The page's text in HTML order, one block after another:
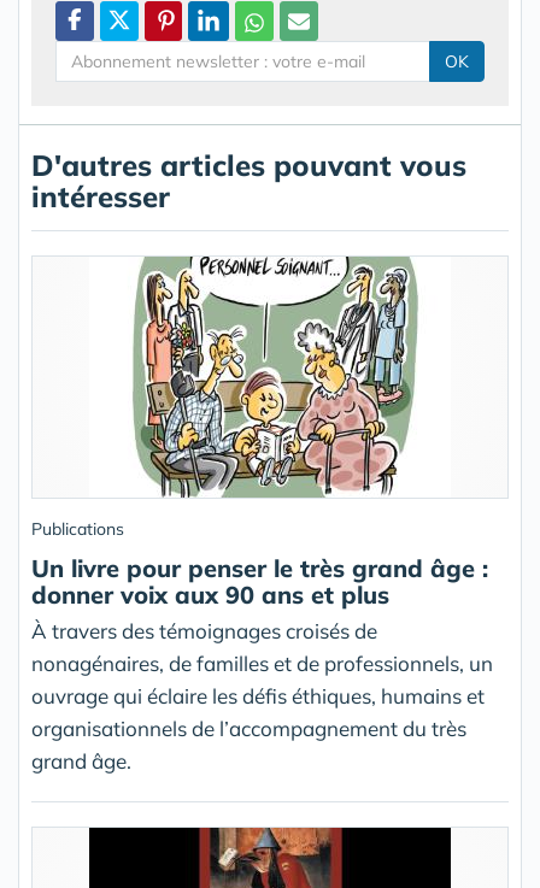
OK
D'autres articles pouvant vous
intéresser
Publications
Un livre pour penser le très grand âge :
donner voix aux 90 ans et plus
À travers des témoignages croisés de
nonagénaires, de familles et de professionnels, un
ouvrage qui éclaire les défis éthiques, humains et
organisationnels de l’accompagnement du très
grand âge.